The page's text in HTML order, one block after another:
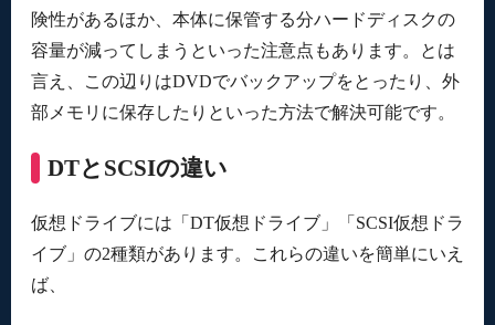
険性があるほか、本体に保管する分ハードディスクの
容量が減ってしまうといった注意点もあります。とは
言え、この辺りはDVDでバックアップをとったり、外
部メモリに保存したりといった方法で解決可能です。
DTとSCSIの違い
仮想ドライブには「DT仮想ドライブ」「SCSI仮想ドラ
イブ」の2種類があります。これらの違いを簡単にいえ
ば、